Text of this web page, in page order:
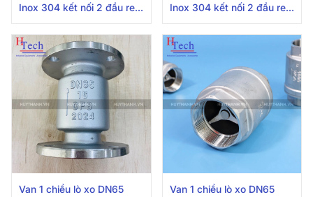
Inox 304 kết nối 2 đầu ren
Inox 304 kết nối 2 đầu ren
Van 1 chiều lò xo DN65
Van 1 chiều lò xo DN65